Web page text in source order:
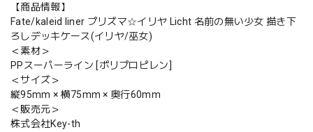
【商品情報】
Fate/kaleid liner プリズマ☆イリヤ Licht 名前の無い少女 描き下
ろしデッキケース(イリヤ/巫女)
＜素材＞
PPスーパーライン [ポリプロピレン]
＜サイズ＞
縦95mm × 横75mm × 奥行60mm
＜販売元＞
株式会社Key-th